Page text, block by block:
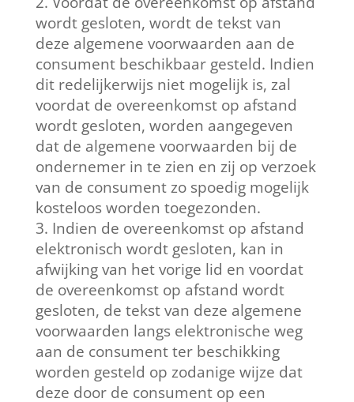
wordt gesloten, wordt de tekst van
deze algemene voorwaarden aan de
consument beschikbaar gesteld. Indien
dit redelijkerwijs niet mogelijk is, zal
voordat de overeenkomst op afstand
wordt gesloten, worden aangegeven
dat de algemene voorwaarden bij de
ondernemer in te zien en zij op verzoek
van de consument zo spoedig mogelijk
kosteloos worden toegezonden.
Indien de overeenkomst op afstand
elektronisch wordt gesloten, kan in
afwijking van het vorige lid en voordat
de overeenkomst op afstand wordt
gesloten, de tekst van deze algemene
voorwaarden langs elektronische weg
aan de consument ter beschikking
worden gesteld op zodanige wijze dat
deze door de consument op een